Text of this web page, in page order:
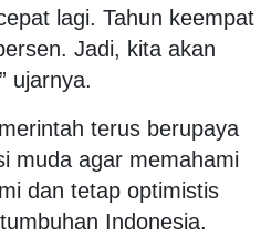
lagi. Tahun keempat
Jadi, kita akan
ujarnya.
terus berupaya
muda agar memahami
dan tetap optimistis
Indonesia.